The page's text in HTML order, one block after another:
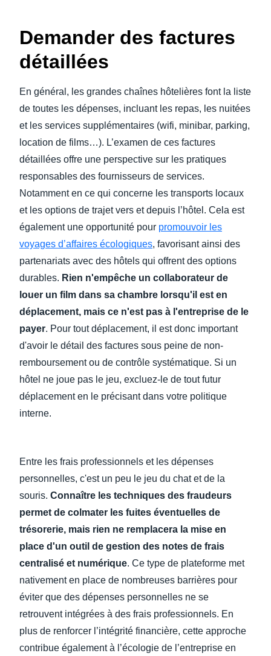
Demander des factures
détaillées
En général, les grandes chaînes hôtelières font la liste
de toutes les dépenses, incluant les repas, les nuitées
et les services supplémentaires (wifi, minibar, parking,
location de films…). L’examen de ces factures
détaillées offre une perspective sur les pratiques
responsables des fournisseurs de services.
Notamment en ce qui concerne les transports locaux
et les options de trajet vers et depuis l’hôtel. Cela est
également une opportunité pour promouvoir les
voyages d’affaires écologiques, favorisant ainsi des
partenariats avec des hôtels qui offrent des options
durables. Rien n'empêche un collaborateur de
louer un film dans sa chambre lorsqu'il est en
déplacement, mais ce n'est pas à l'entreprise de le
payer. Pour tout déplacement, il est donc important
d'avoir le détail des factures sous peine de non-
remboursement ou de contrôle systématique. Si un
hôtel ne joue pas le jeu, excluez-le de tout futur
déplacement en le précisant dans votre politique
interne.
Entre les frais professionnels et les dépenses
personnelles, c'est un peu le jeu du chat et de la
souris. Connaître les techniques des fraudeurs
permet de colmater les fuites éventuelles de
trésorerie, mais rien ne remplacera la mise en
place d'un outil de gestion des notes de frais
centralisé et numérique. Ce type de plateforme met
nativement en place de nombreuses barrières pour
éviter que des dépenses personnelles ne se
retrouvent intégrées à des frais professionnels. En
plus de renforcer l’intégrité financière, cette approche
contribue également à l’écologie de l’entreprise en